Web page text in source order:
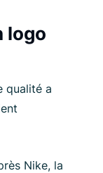
logo
qualité a
Nike, la